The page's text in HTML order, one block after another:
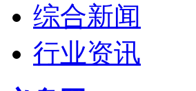
综合新闻
行业资讯